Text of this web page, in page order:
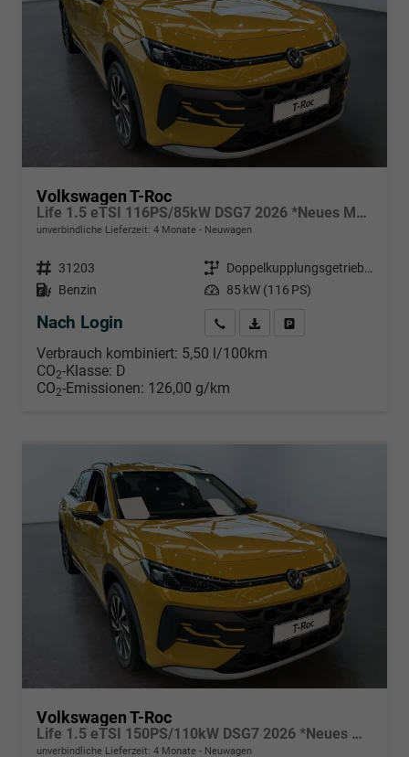
Volkswagen T-Roc
Life 1.5 eTSI 116PS/85kW DSG7 2026 *Neues Modell*
unverbindliche Lieferzeit: 4 Monate Neuwagen
Fahrzeugnr. 31203 Getriebe
Doppelkupplungsgetriebe (DSG)
Kraftstoff Benzin Leistung 85 kW (116 PS)
Nach Login Wir rufen Sie anPDF-Datei, Fahrzeugexposé
Verbrauch kombiniert: 5,50 l/100km
CO2-Klasse: D
CO2-Emissionen: 126,00 g/km
Volkswagen T-Roc
Life 1.5 eTSI 150PS/110kW DSG7 2026 *Neues Modell*
unverbindliche Lieferzeit: 4 Monate Neuwagen